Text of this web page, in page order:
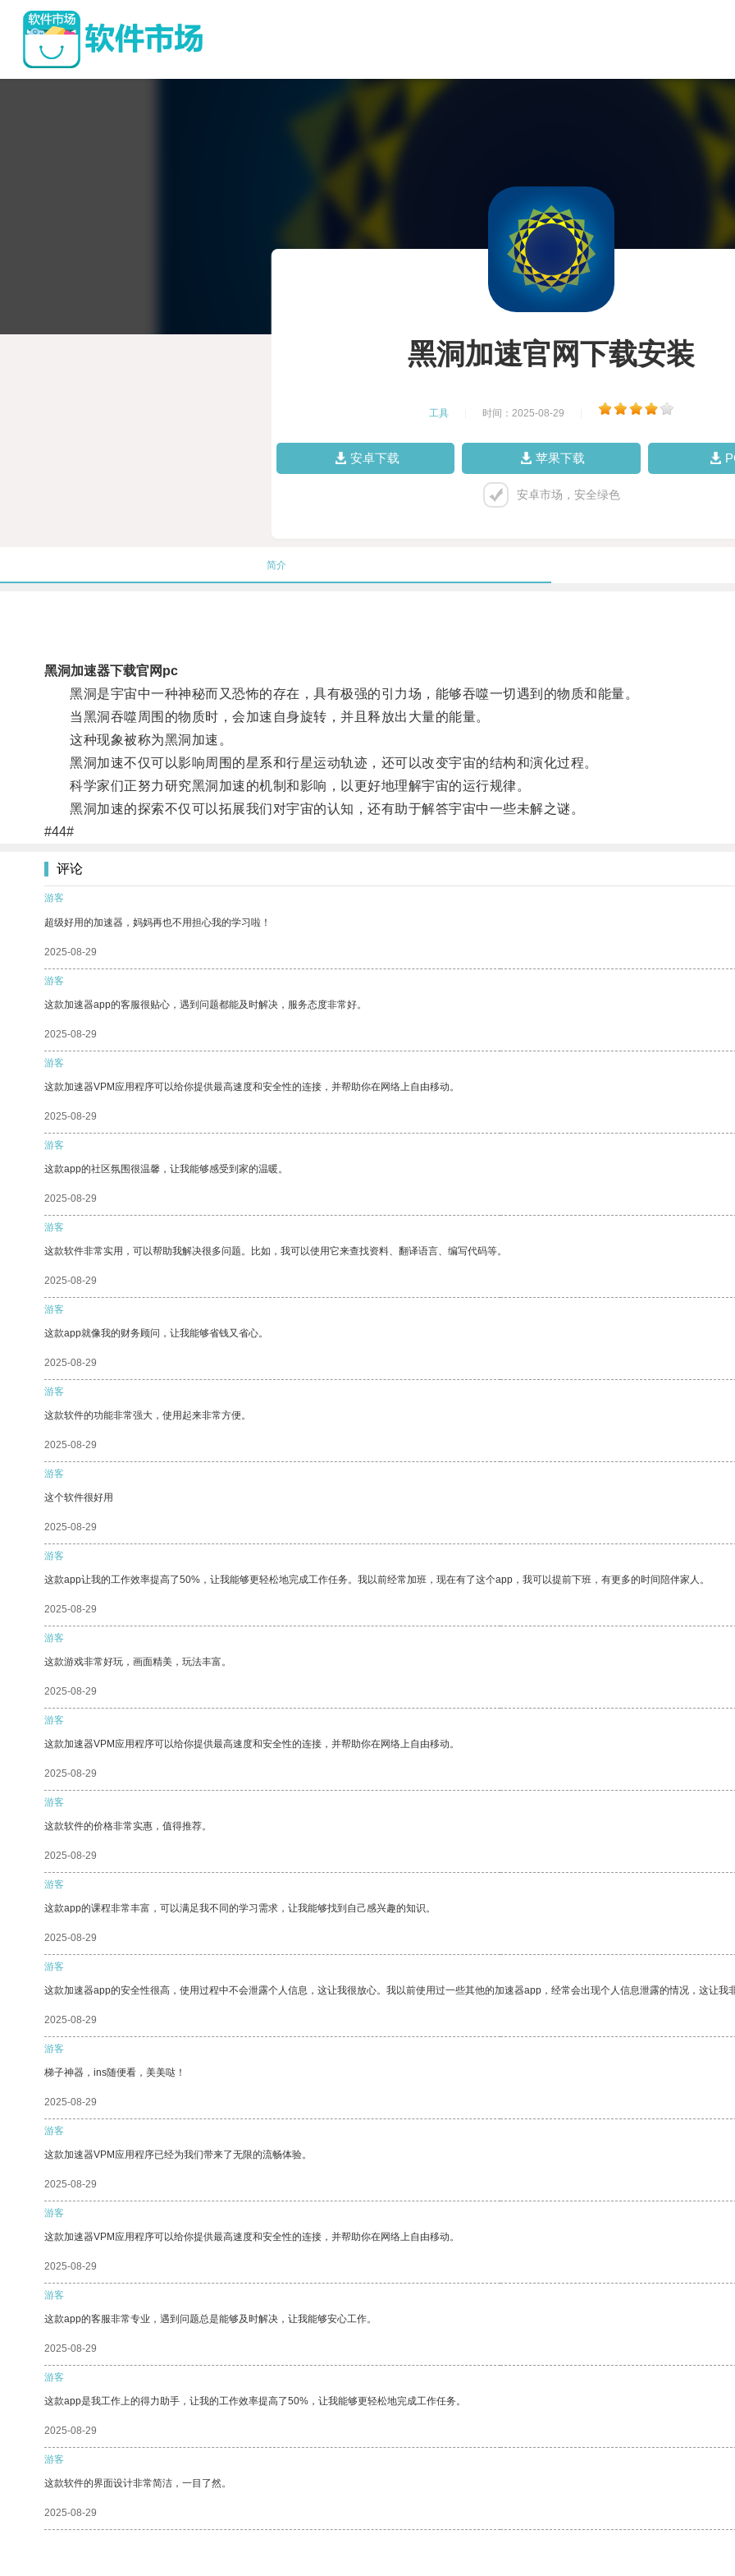
黑洞加速官网下载安装
工具 时间：2025-08-29
安卓下载 苹果下载
安卓市场，安全绿色
简介
黑洞加速器下载官网pc
黑洞是宇宙中一种神秘而又恐怖的存在，具有极强的引力场，能够吞噬一切遇到的物质和能量。
当黑洞吞噬周围的物质时，会加速自身旋转，并且释放出大量的能量。
这种现象被称为黑洞加速。
黑洞加速不仅可以影响周围的星系和行星运动轨迹，还可以改变宇宙的结构和演化过程。
科学家们正努力研究黑洞加速的机制和影响，以更好地理解宇宙的运行规律。
黑洞加速的探索不仅可以拓展我们对宇宙的认知，还有助于解答宇宙中一些未解之谜。
#44#
评论
游客
超级好用的加速器，妈妈再也不用担心我的学习啦！
2025-08-29
游客
这款加速器app的客服很贴心，遇到问题都能及时解决，服务态度非常好。
2025-08-29
游客
这款加速器VPM应用程序可以给你提供最高速度和安全性的连接，并帮助你在网络上自由移动。
2025-08-29
游客
这款app的社区氛围很温馨，让我能够感受到家的温暖。
2025-08-29
游客
这款软件非常实用，可以帮助我解决很多问题。比如，我可以使用它来查找资料、翻译语言、编写代码等。
2025-08-29
游客
这款app就像我的财务顾问，让我能够省钱又省心。
2025-08-29
游客
这款软件的功能非常强大，使用起来非常方便。
2025-08-29
游客
这个软件很好用
2025-08-29
游客
这款app让我的工作效率提高了50%，让我能够更轻松地完成工作任务。我以前经常加班，现在有了这个app，我可以提前下班，有更多的时间陪伴家人。
2025-08-29
游客
这款游戏非常好玩，画面精美，玩法丰富。
2025-08-29
游客
这款加速器VPM应用程序可以给你提供最高速度和安全性的连接，并帮助你在网络上自由移动。
2025-08-29
游客
这款软件的价格非常实惠，值得推荐。
2025-08-29
游客
这款app的课程非常丰富，可以满足我不同的学习需求，让我能够找到自己感兴趣的知识。
2025-08-29
游客
这款加速器app的安全性很高，使用过程中不会泄露个人信息，这让我很放心。我以前使用过一些其他的加速器app，经常会出现个人信息泄露的情况，这让我
2025-08-29
游客
梯子神器，ins随便看，美美哒！
2025-08-29
游客
这款加速器VPM应用程序已经为我们带来了无限的流畅体验。
2025-08-29
游客
这款加速器VPM应用程序可以给你提供最高速度和安全性的连接，并帮助你在网络上自由移动。
2025-08-29
游客
这款app的客服非常专业，遇到问题总是能够及时解决，让我能够安心工作。
2025-08-29
游客
这款app是我工作上的得力助手，让我的工作效率提高了50%，让我能够更轻松地完成工作任务。
2025-08-29
游客
这款软件的界面设计非常简洁，一目了然。
2025-08-29